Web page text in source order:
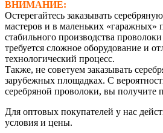
ВНИМАНИЕ:
Остерегайтесь заказывать
мастеров и в маленьких «гаражных»
стабильного производства
требуется сложное оборудование и
технологический процесс.
Также, не советуем заказывать
зарубежных площадках. С
серебряной проволоки, вы получите
Для оптовых покупателей у нас
условия и цены.